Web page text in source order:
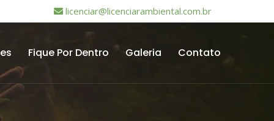
licenciar@licenciarambiental.com.br
Fique Por Dentro Galeria Contato